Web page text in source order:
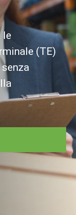
le
(TE)